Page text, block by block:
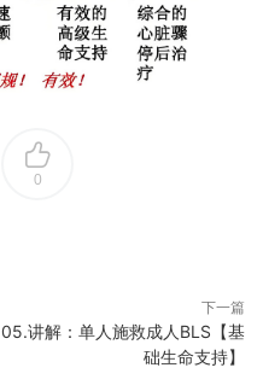
0
下一篇
05.讲解：单人施救成人BLS【基
础生命支持】